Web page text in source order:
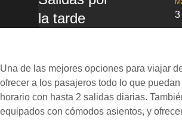
la tarde
3
Una de las mejores opciones para viajar
ofrecer a los pasajeros todo lo que
horario con hasta 2 salidas diarias.
equipados con cómodos asientos, y